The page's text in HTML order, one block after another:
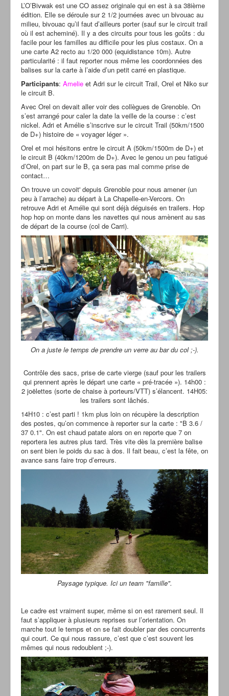
L’O’Bivwak est une CO assez originale qui en est à sa 38ième
édition. Elle se déroule sur 2 1/2 journées avec un bivouac au
milieu, bivouac qu’il faut d’ailleurs porter (sauf sur le circuit trail
où il est acheminé). Il y a des circuits pour tous les goûts : du
facile pour les familles au difficile pour les plus costaux. On a
une carte A2 recto au 1/20 000 (equidistance 10m). Autre
particularité : il faut reporter nous même les coordonnées des
balises sur la carte à l’aide d’un petit carré en plastique.
Participants: Amelie et Adri sur le circuit Trail, Orel et Niko sur
le circuit B.
Avec Orel on devait aller voir des collègues de Grenoble. On
s’est arrangé pour caler la date la veille de la course : c’est
nickel. Adri et Amélie s’inscrive sur le circuit Trail (50km/1500
de D+) histoire de « voyager léger ».
Orel et moi hésitons entre le circuit A (50km/1500m de D+) et
le circuit B (40km/1200m de D+). Avec le genou un peu fatigué
d’Orel, on part sur le B, ça sera pas mal comme prise de
contact…
On trouve un covoit' depuis Grenoble pour nous amener (un
peu à l’arrache) au départ à La Chapelle-en-Vercors. On
retrouve Adri et Amélie qui sont déjà déguisés en trailers. Hop
hop hop on monte dans les navettes qui nous amènent au sas
de départ de la course (col de Carri).
On a juste le temps de prendre un verre au bar du col ;-).
Contrôle des sacs, prise de carte vierge (sauf pour les trailers
qui prennent après le départ une carte « pré-tracée »). 14h00 :
2 joëlettes (sorte de chaise à porteurs/VTT) s’élancent. 14H05:
les trailers sont lâchés.
14H10 : c’est parti ! 1km plus loin on récupère la description
des postes, qu’on commence à reporter sur la carte : "B 3.6 /
37 0.1". On est chaud patate alors on en reporte que 7 on
reportera les autres plus tard. Très vite dès la première balise
on sent bien le poids du sac à dos. Il fait beau, c’est la fête, on
avance sans faire trop d’erreurs.
Paysage typique. Ici un team "famille".
Le cadre est vraiment super, même si on est rarement seul. Il
faut s’appliquer à plusieurs reprises sur l’orientation. On
marche tout le temps et on se fait doubler par des concurrents
qui court. Ce qui nous rassure, c’est que c’est souvent les
mêmes qui nous redoublent ;-).